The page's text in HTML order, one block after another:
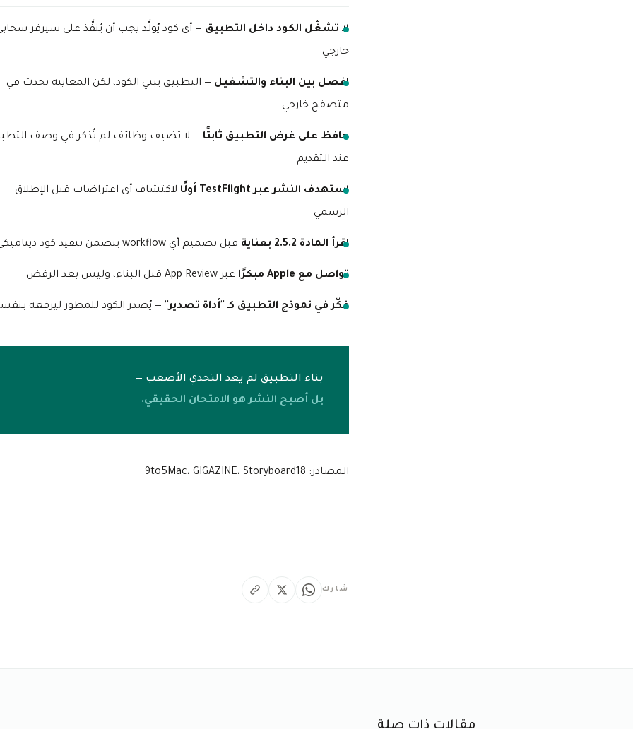
لا تشغّل الكود داخل التطبيق — أي كود يُولَّد يجب أن يُنفَّذ على سيرفر
خارجي
افصل بين البناء والتشغيل — التطبيق يبني الكود، لكن المعاينة تحدث في
متصفح خارجي
حافظ على غرض التطبيق ثابتًا — لا تضيف وظائف لم تُذكر في وصف
عند التقديم
استهدف النشر عبر TestFlight أولًا
لاكتشاف أي اعتراضات قبل الإطلاق
الرسمي
اقرأ المادة 2.5.2 بعناية قبل تصميم أي workflow يتضمن تنفيذ كود ديناميكي
تواصل مع Apple مبكرًا عبر App Review قبل البناء، وليس بعد الرفض
فكّر في نموذج التطبيق كـ "أداة تصدير" — يُصدر الكود للمطور ليرفعه
بناء التطبيق لم يعد التحدي الأصعب —
بل أصبح النشر هو الامتحان الحقيقي.
المصادر: 9to5Mac، GIGAZINE، Storyboard18
شارك
مقالات ذات صلة